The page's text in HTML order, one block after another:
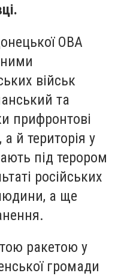
ОВА
військ
та
прифронтові
а й територія у
під терором
російських
а ще
ракетою у
громади